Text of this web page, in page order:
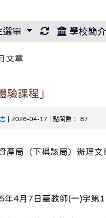
單 重新取得佈景
學校簡介
文章
驗課程」
| 2026-04-17 | 點閱數： 87
產局（下稱該局）辦理
年4月7日臺教師(一)字第